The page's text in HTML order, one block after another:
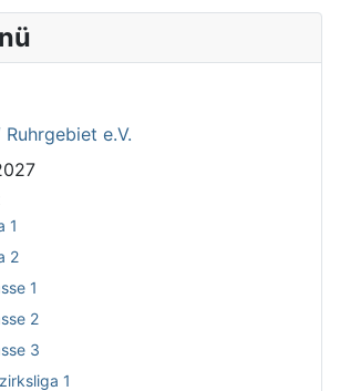
e.V.
1
2
1
2
3
1